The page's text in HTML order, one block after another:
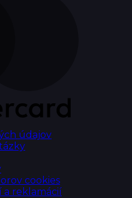
údajov
cookies
a reklamácií